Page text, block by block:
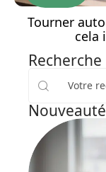
Tourner
cela
Recherche